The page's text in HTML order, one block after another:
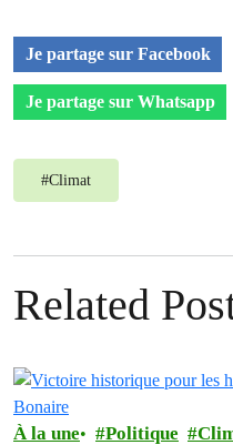
Je partage sur Facebook
Je partage sur Whatsapp
#Climat
Related
À la une Politique